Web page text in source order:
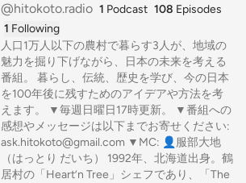
@hitokoto.radio 1 Podcast 108 Episodes
1 Following
人口1万人以下の農村で暮らす3人が、地域の
魅力を掘り下げながら、日本の未来を考える
番組。 暮らし、伝統、歴史を学び、今の日本
を100年後に残すためのアイデアや方法を考
えます。 ▼毎週日曜日17時更新。 ▼番組への
感想やメッセージは以下までお寄せください:
ask.hitokoto@gmail.com ▼MC: 👤服部大地
（はっとり だいち） 1992年、北海道出身。鶴
居村の「Heart’n Tree」シェフであり、「The